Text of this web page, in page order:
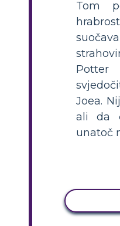
Tom
Joea.
ali da
unatoč